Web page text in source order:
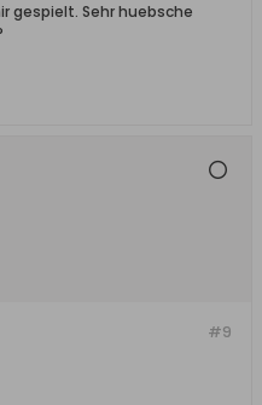
gespielt. Sehr huebsche
#9